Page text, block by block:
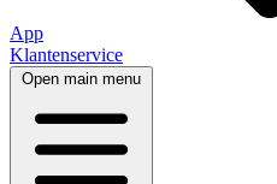
App
Klantenservice
Open main menu